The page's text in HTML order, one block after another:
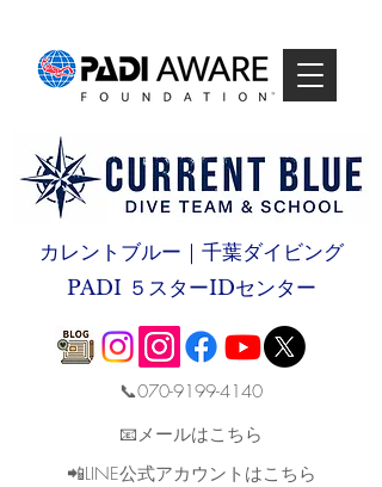
カレントブルー｜千葉ダイビング
PADI ５スターIDセンター
📞070-9199-4140
📧メールはこちら
📲LINE公式アカウントはこちら